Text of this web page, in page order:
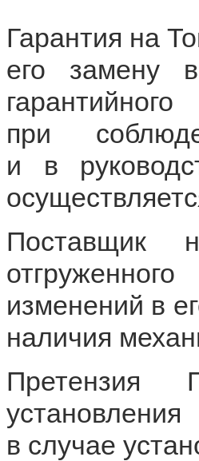
Гарантия на
его замену
при
и в
Поставщик
отгруженного
изменений в
наличия
Претензия
в случае